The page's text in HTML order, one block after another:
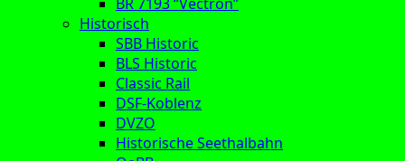
Historisch
SBB Historic
BLS Historic
Classic Rail
DSF-Koblenz
DVZO
Historische Seethalbahn